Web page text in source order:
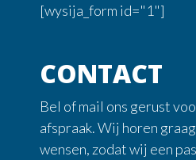
[wysija_form id="1"]
CONTACT
Bel of mail ons gerust
afspraak. Wij horen
wensen, zodat wij een